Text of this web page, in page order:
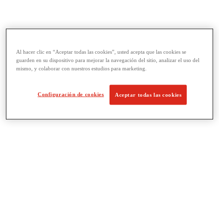
View All Fabricación de roscado y tuberías
Roscado
Ranurado de rodillo
Doblado y corte de agujeros
Prensas y soportes de tornillo para tubos
Corte y fabricación de tubos
Al hacer clic en “Aceptar todas las cookies”, usted acepta que las cookies se
guarden en su dispositivo para mejorar la navegación del sitio, analizar el uso del
mismo, y colaborar con nuestros estudios para marketing.
Configuración de cookies Aceptar todas las cookies